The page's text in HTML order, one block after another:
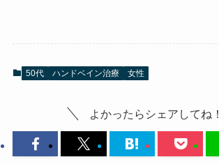
50代 ハンドベイン治療 女性
よかったらシェアしてね！